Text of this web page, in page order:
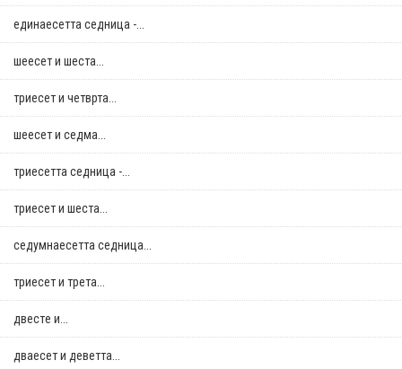
единаесетта седница -...
шеесет и шеста...
триесет и четврта...
шеесет и седма...
триесетта седница -...
триесет и шеста...
седумнаесетта седница...
триесет и трета...
двестe и...
дваесет и деветта...